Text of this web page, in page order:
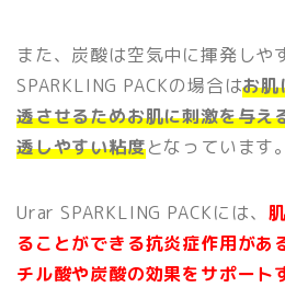
また、炭酸は空気中に揮発しや
SPARKLING PACKの場合はお肌
透させるためお肌に刺激を与え
透しやすい粘度となっています。
Urar SPARKLING PACKには、
ることができる抗炎症作用があ
チル酸や炭酸の効果をサポート